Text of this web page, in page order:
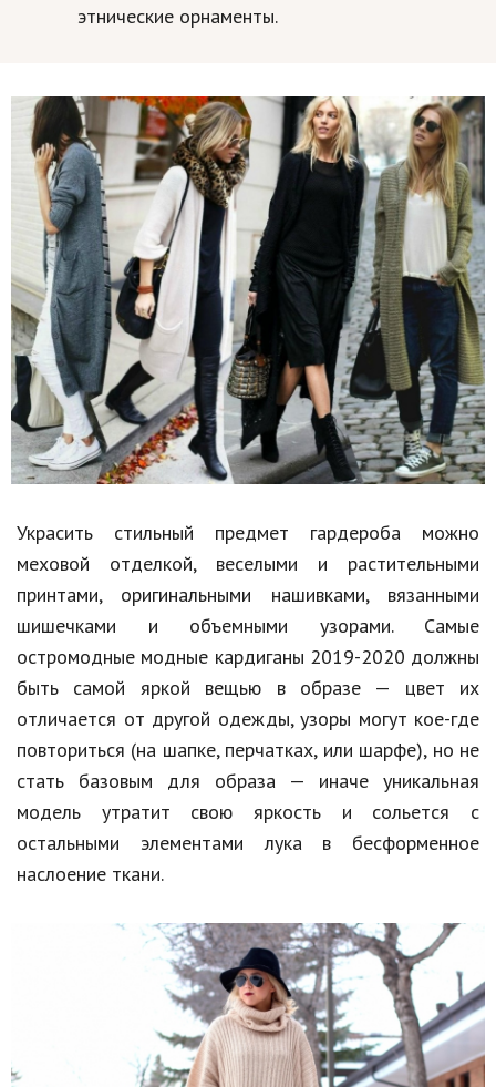
этнические орнаменты.
Украсить стильный предмет гардероба можно
меховой отделкой, веселыми и растительными
принтами, оригинальными нашивками, вязанными
шишечками и объемными узорами. Самые
остромодные модные кардиганы 2019-2020 должны
быть самой яркой вещью в образе — цвет их
отличается от другой одежды, узоры могут кое-где
повториться (на шапке, перчатках, или шарфе), но не
стать базовым для образа — иначе уникальная
модель утратит свою яркость и сольется с
остальными элементами лука в бесформенное
наслоение ткани.